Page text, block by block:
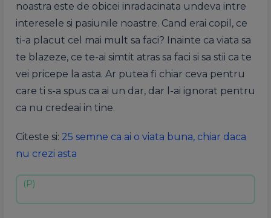
noastra este de obicei inradacinata undeva intre
interesele si pasiunile noastre. Cand erai copil, ce
ti-a placut cel mai mult sa faci? Inainte ca viata sa
te blazeze, ce te-ai simtit atras sa faci si sa stii ca te
vei pricepe la asta. Ar putea fi chiar ceva pentru
care ti s-a spus ca ai un dar, dar l-ai ignorat pentru
ca nu credeai in tine.
Citeste si: 25 semne ca ai o viata buna, chiar daca
nu crezi asta